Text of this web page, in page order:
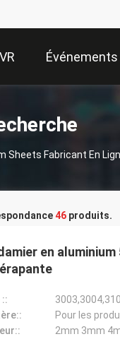
VR Événements
Sheets Fabricant En
46 produits.
en
Pour les
2mm 3mm